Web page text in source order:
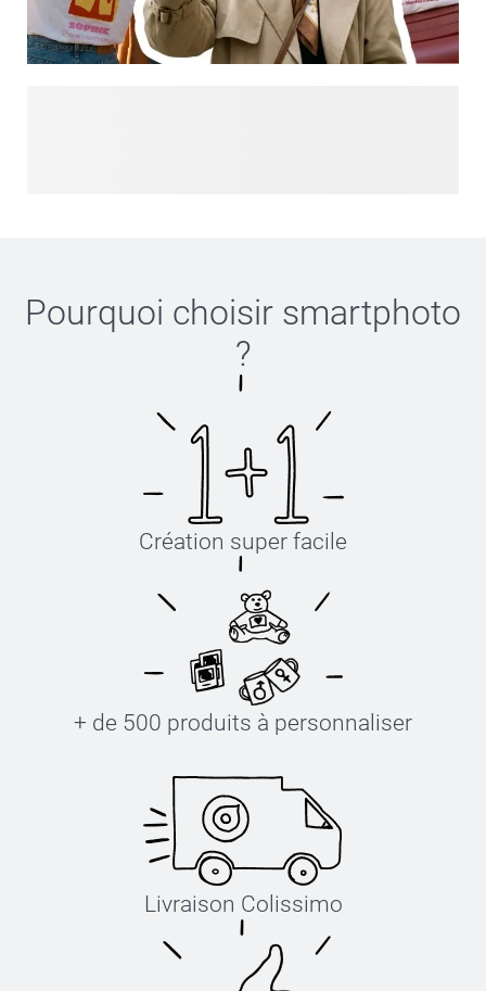
Pourquoi choisir smartphoto
?
Création super facile
+ de 500 produits à personnaliser
Livraison Colissimo